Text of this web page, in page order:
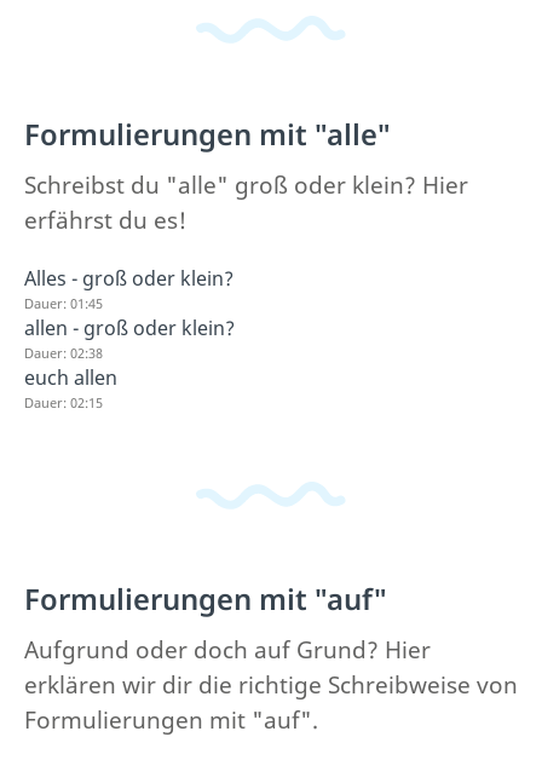
Formulierungen mit "alle"
Schreibst du "alle" groß oder klein? Hier
erfährst du es!
Alles - groß oder klein?
Dauer: 01:45
allen - groß oder klein?
Dauer: 02:38
euch allen
Dauer: 02:15
Formulierungen mit "auf"
Aufgrund oder doch auf Grund? Hier
erklären wir dir die richtige Schreibweise von
Formulierungen mit "auf".